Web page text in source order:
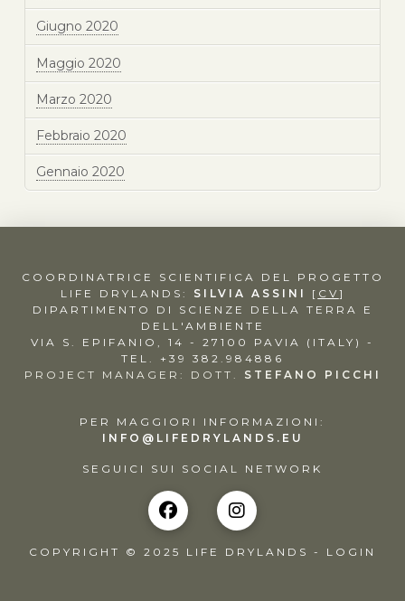
Giugno 2020
Maggio 2020
Marzo 2020
Febbraio 2020
Gennaio 2020
COORDINATRICE SCIENTIFICA DEL PROGETTO
LIFE DRYLANDS: SILVIA ASSINI [ CV ]
DIPARTIMENTO DI SCIENZE DELLA TERRA E
DELL'AMBIENTE
VIA S. EPIFANIO, 14 - 27100 PAVIA (ITALY) -
TEL. +39 382.984886
PROJECT MANAGER: DOTT. STEFANO PICCHI
PER MAGGIORI INFORMAZIONI:
INFO@LIFEDRYLANDS.EU
SEGUICI SUI SOCIAL NETWORK
COPYRIGHT © 2025 LIFE DRYLANDS - LOGIN